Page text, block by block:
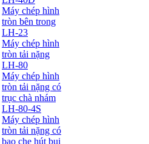
Máy chép hình
tròn bên trong
LH-23
Máy chép hình
tròn tải nặng
LH-80
Máy chép hình
tròn tải nặng có
trục chà nhám
LH-80-4S
Máy chép hình
tròn tải nặng có
bao che hút bụi